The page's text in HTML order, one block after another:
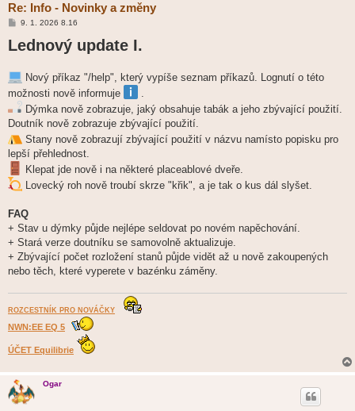
Re: Info - Novinky a změny
P
s
v
k
9. 1. 2026 8.16
Lednový update I.
Nový příkaz "/help", který vypíše seznam příkazů. Lognutí o této
možnosti nově informuje
.
Dýmka nově zobrazuje, jaký obsahuje tabák a jeho zbývající použití.
Doutník nově zobrazuje zbývající použití.
Stany nově zobrazují zbývající použití v názvu namísto popisku pro
lepší přehlednost.
Klepat jde nově i na některé placeablové dveře.
Lovecký roh nově troubí skrze "křik", a je tak o kus dál slyšet.
FAQ
+ Stav u dýmky půjde nejlépe seldovat po novém napěchování.
+ Stará verze doutníku se samovolně aktualizuje.
+ Zbývající počet rozložení stanů půjde vidět až u nově zakoupených
nebo těch, které vyperete v bazénku záměny.
ROZCESTNÍK PRO NOVÁČKY
NWN:EE EQ 5
ÚČET Equilibrie
Ogar